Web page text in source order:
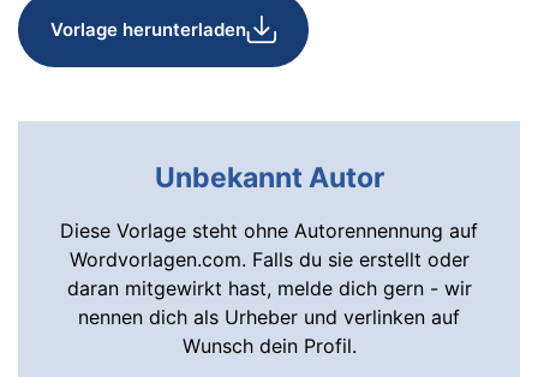
Vorlage herunterladen
Unbekannt Autor
Diese Vorlage steht ohne Autorennennung auf
Wordvorlagen.com. Falls du sie erstellt oder
daran mitgewirkt hast, melde dich gern - wir
nennen dich als Urheber und verlinken auf
Wunsch dein Profil.